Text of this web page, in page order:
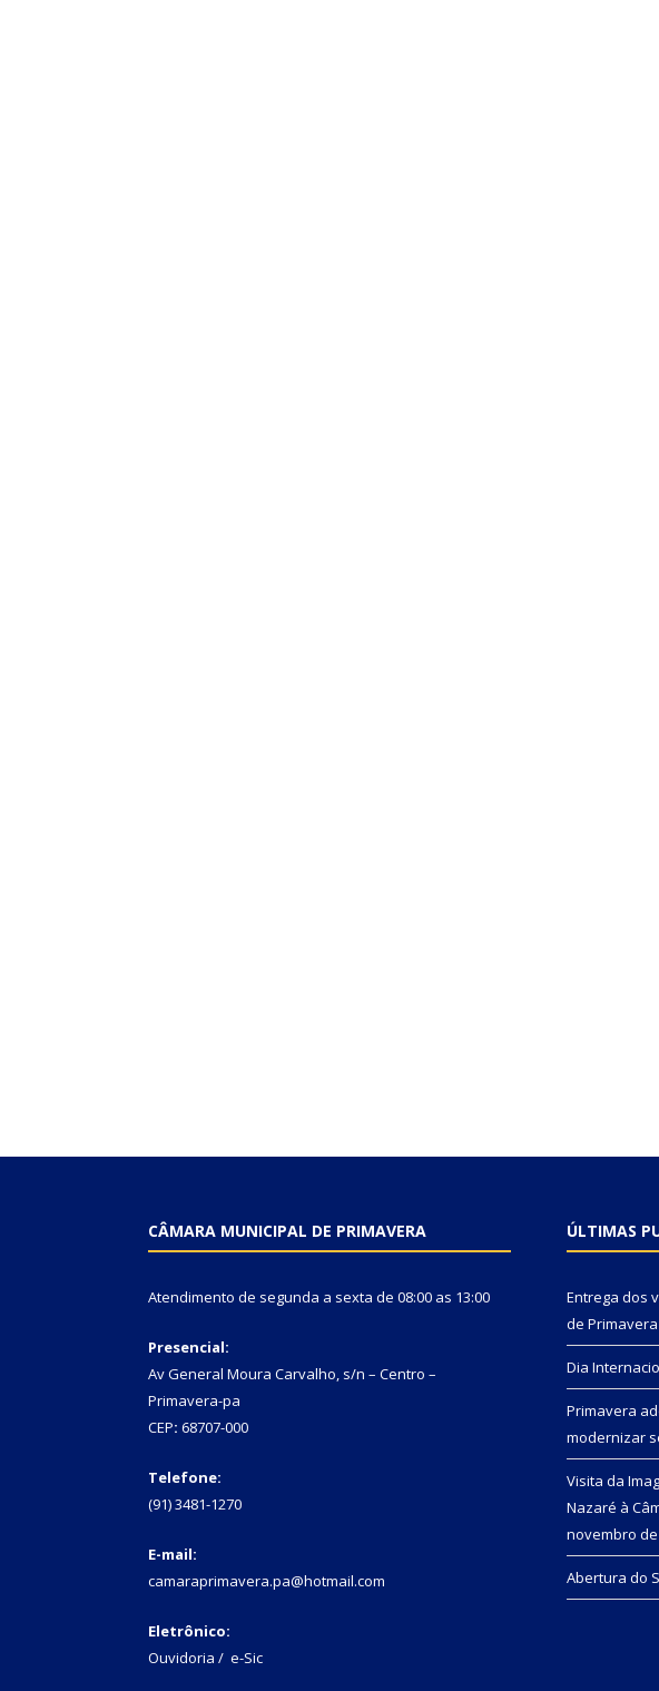
CÂMARA MUNICIPAL DE PRIMAVERA
Atendimento de segunda a sexta de 08:00 as 13:00
Presencial:
Av General Moura Carvalho, s/n – Centro –
Primavera-pa
CEP: 68707-000
Telefone:
(91) 3481-1270
E-mail:
camaraprimavera.pa@hotmail.com
Eletrônico:
Ouvidoria / e-Sic
ÚLTIMAS
Entrega dos
de Primavera
Dia
Primavera
modernizar
Visita da
Nazaré à
novembro de
Abertura do